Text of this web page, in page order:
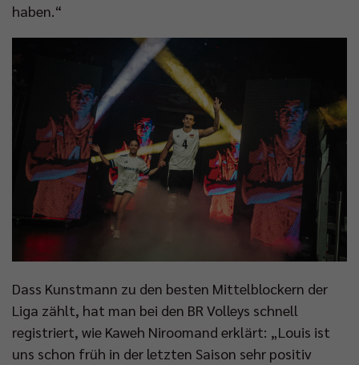
haben.“
Dass Kunstmann zu den besten Mittelblockern der
Liga zählt, hat man bei den BR Volleys schnell
registriert, wie Kaweh Niroomand erklärt: „Louis ist
uns schon früh in der letzten Saison sehr positiv